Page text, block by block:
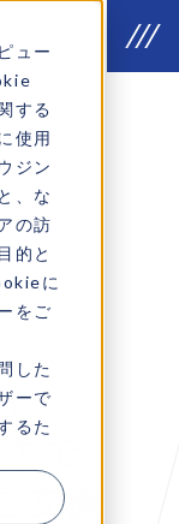
ュー
する
使用
ジン
、な
の訪
的と
に
をご
した
ーで
るた
で
支援